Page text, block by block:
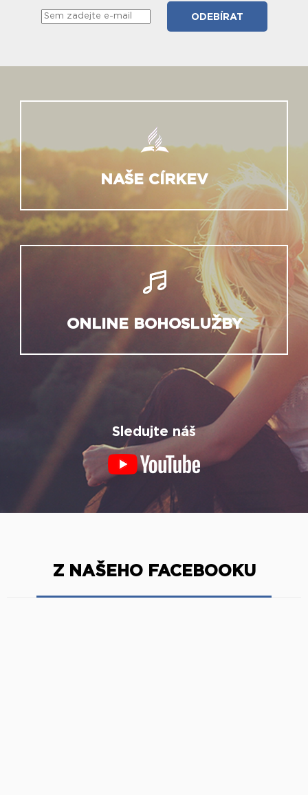
NAŠE CÍRKEV
ONLINE BOHOSLUŽBY
Sledujte náš
Z NAŠEHO FACEBOOKU